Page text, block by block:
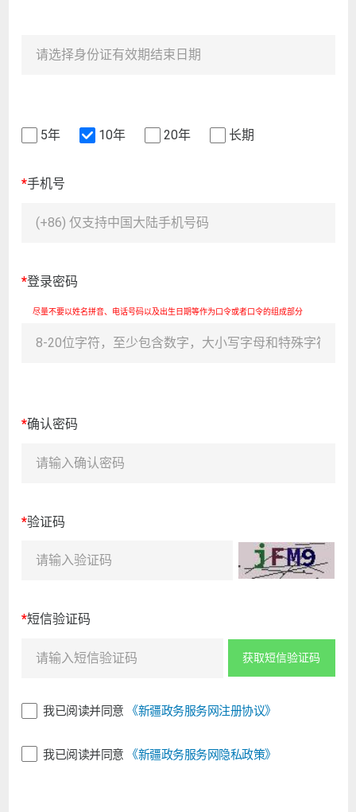
5年 10年 20年 长期
*手机号
*登录密码
尽量不要以姓名拼音、电话号码以及出生日期等作为口令或者口令的组成部分
*确认密码
*验证码
*短信验证码
获取短信验证码
我已阅读并同意 《新疆政务服务网注册协议》
我已阅读并同意 《新疆政务服务网隐私政策》